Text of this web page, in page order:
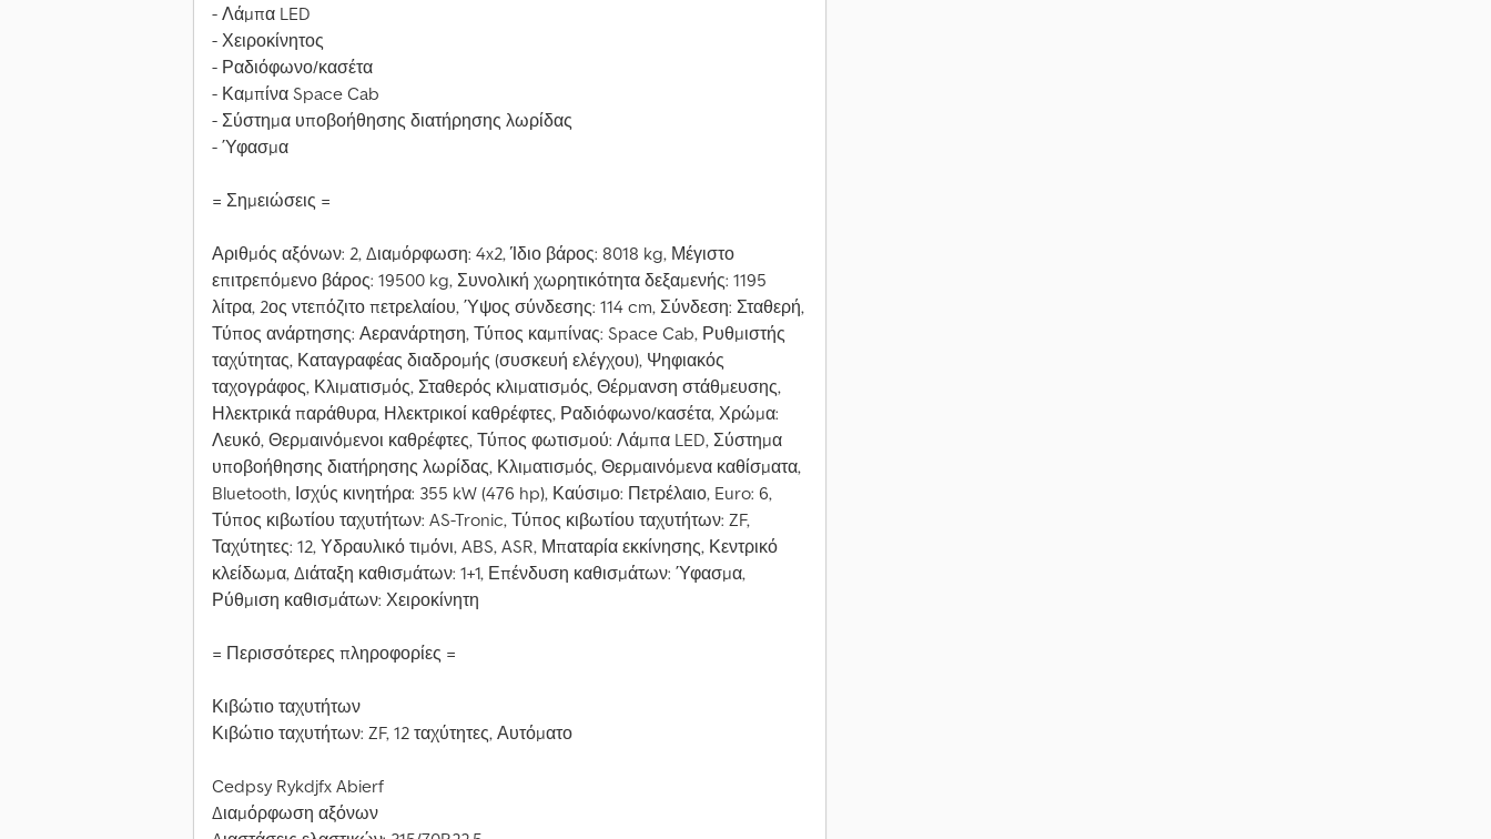
- Λάμπα LED
- Χειροκίνητος
- Ραδιόφωνο/κασέτα
- Καμπίνα Space Cab
- Σύστημα υποβοήθησης διατήρησης λωρίδας
- Ύφασμα
= Σημειώσεις =
Αριθμός αξόνων: 2, Διαμόρφωση: 4x2, Ίδιο βάρος: 8018 kg, Μέγιστο
επιτρεπόμενο βάρος: 19500 kg, Συνολική χωρητικότητα δεξαμενής: 1195
λίτρα, 2ος ντεπόζιτο πετρελαίου, Ύψος σύνδεσης: 114 cm, Σύνδεση: Σταθερή,
Τύπος ανάρτησης: Αερανάρτηση, Τύπος καμπίνας: Space Cab, Ρυθμιστής
ταχύτητας, Καταγραφέας διαδρομής (συσκευή ελέγχου), Ψηφιακός
ταχογράφος, Κλιματισμός, Σταθερός κλιματισμός, Θέρμανση στάθμευσης,
Ηλεκτρικά παράθυρα, Ηλεκτρικοί καθρέφτες, Ραδιόφωνο/κασέτα, Χρώμα:
Λευκό, Θερμαινόμενοι καθρέφτες, Τύπος φωτισμού: Λάμπα LED, Σύστημα
υποβοήθησης διατήρησης λωρίδας, Κλιματισμός, Θερμαινόμενα καθίσματα,
Bluetooth, Ισχύς κινητήρα: 355 kW (476 hp), Καύσιμο: Πετρέλαιο, Euro: 6,
Τύπος κιβωτίου ταχυτήτων: AS-Tronic, Τύπος κιβωτίου ταχυτήτων: ZF,
Ταχύτητες: 12, Υδραυλικό τιμόνι, ABS, ASR, Μπαταρία εκκίνησης, Κεντρικό
κλείδωμα, Διάταξη καθισμάτων: 1+1, Επένδυση καθισμάτων: Ύφασμα,
Ρύθμιση καθισμάτων: Χειροκίνητη
= Περισσότερες πληροφορίες =
Κιβώτιο ταχυτήτων
Κιβώτιο ταχυτήτων: ZF, 12 ταχύτητες, Αυτόματο
Cedpsy Rykdjfx Abierf
Διαμόρφωση αξόνων